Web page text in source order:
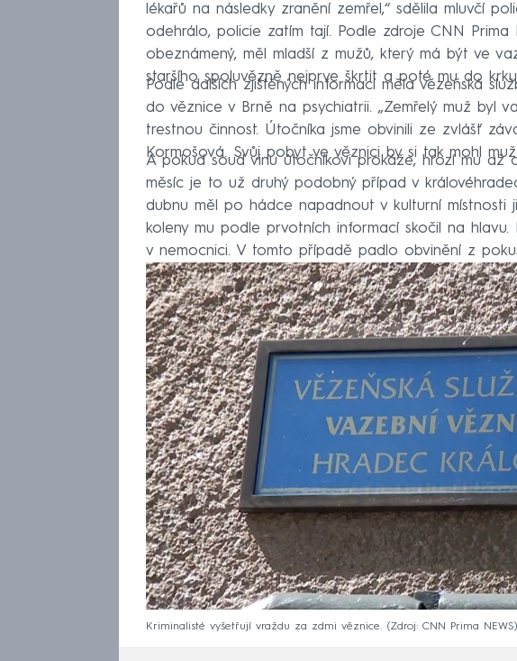
lékařů na následky zranění zemřel,“ sdělila mluvčí
odehrálo, policie zatím tají. Podle zdroje CNN Prima
obeznámený, měl mladší z mužů, který má být ve
staršího spoluvězně nejprve škrtit a poté mu do
Podle dalších zjištěných informací měla vězeňská
do věznice v Brně na psychiatrii. „Zemřelý muž byl
trestnou činnost. Útočníka jsme obvinili ze zvlášť
Kormošová. Svůj pobyt ve věznici by si tak mohl
A pokud soud vinu útočníkovi prokáže, hrozí mu až
měsíc je to už druhý podobný případ v
dubnu měl po hádce napadnout v kulturní místnosti
koleny mu podle prvotních informací skočil na
v nemocnici. V tomto případě padlo obvinění z
Kriminalisté vyšetřují vraždu za zdmi věznice. Zdroj: CNN Prima NEWS